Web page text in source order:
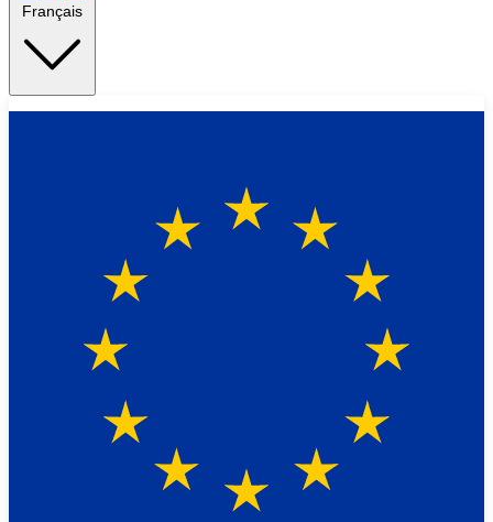
Français